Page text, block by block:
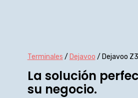
Terminales / Dejavoo / Dejavoo Z3
La solución
su negocio.